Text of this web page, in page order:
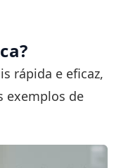
rápida e eficaz,
exemplos de